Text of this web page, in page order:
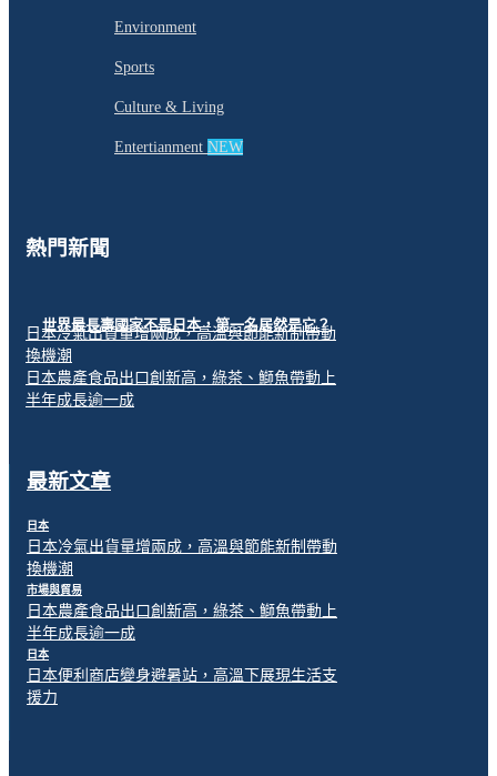
Environment
Sports
Culture & Living
Entertianment NEW
熱門新聞
世界最長壽國家不是日本，第一名居然是它？
日本冷氣出貨量增兩成，高溫與節能新制帶動
換機潮
日本農產食品出口創新高，綠茶、鰤魚帶動上
半年成長逾一成
最新文章
日本
日本冷氣出貨量增兩成，高溫與節能新制帶動
換機潮
市場與貿易
日本農產食品出口創新高，綠茶、鰤魚帶動上
半年成長逾一成
日本
日本便利商店變身避暑站，高溫下展現生活支
援力